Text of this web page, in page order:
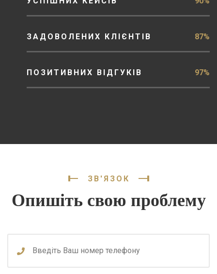
ЗАДОВОЛЕНИХ КЛІЄНТІВ 87%
ПОЗИТИВНИХ ВІДГУКІВ 97%
ЗВ'ЯЗОК
Опишіть свою проблему